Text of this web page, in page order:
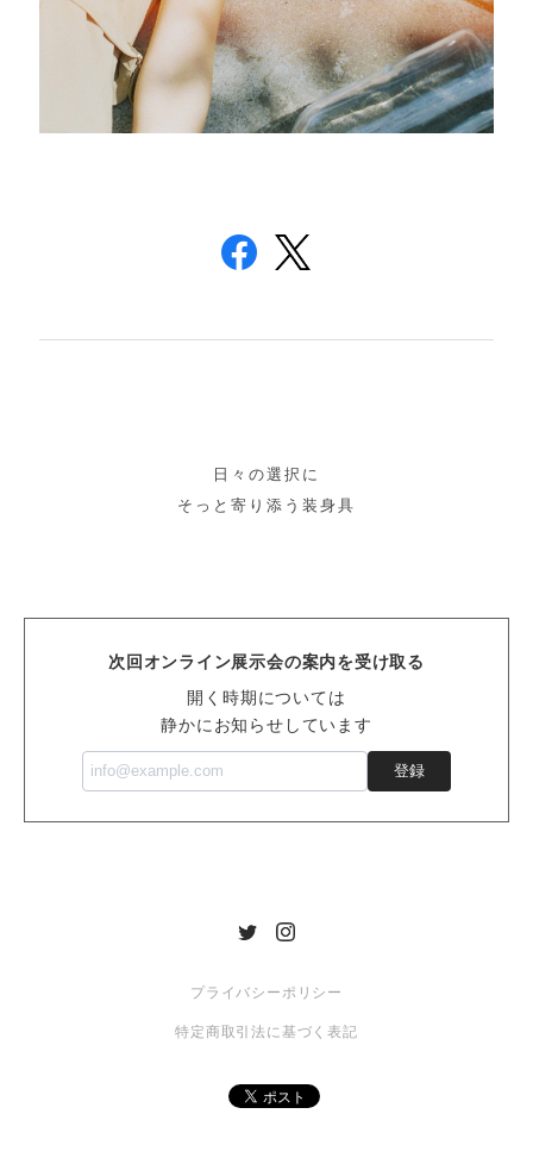
日々の選択に
そっと寄り添う装身具
次回オンライン展示会の案内を受け取る
開く時期については
静かにお知らせしています
登録
プライバシーポリシー
特定商取引法に基づく表記